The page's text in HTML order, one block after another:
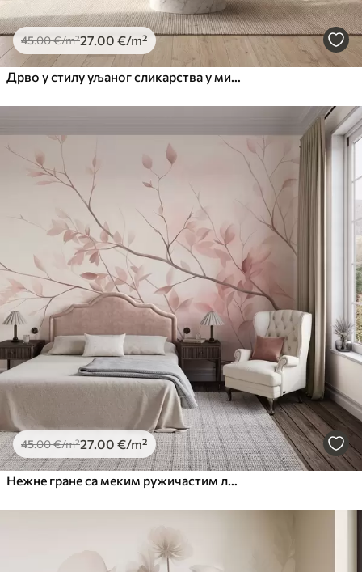
45.00€/m²27 .00 €/m²
45.00€/m²27 .00 €/m²